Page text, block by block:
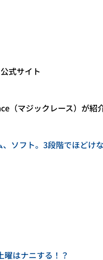
式サイト
（マジックレース）が紹
ソフト。3段階でほどけ
曜はナニする！？